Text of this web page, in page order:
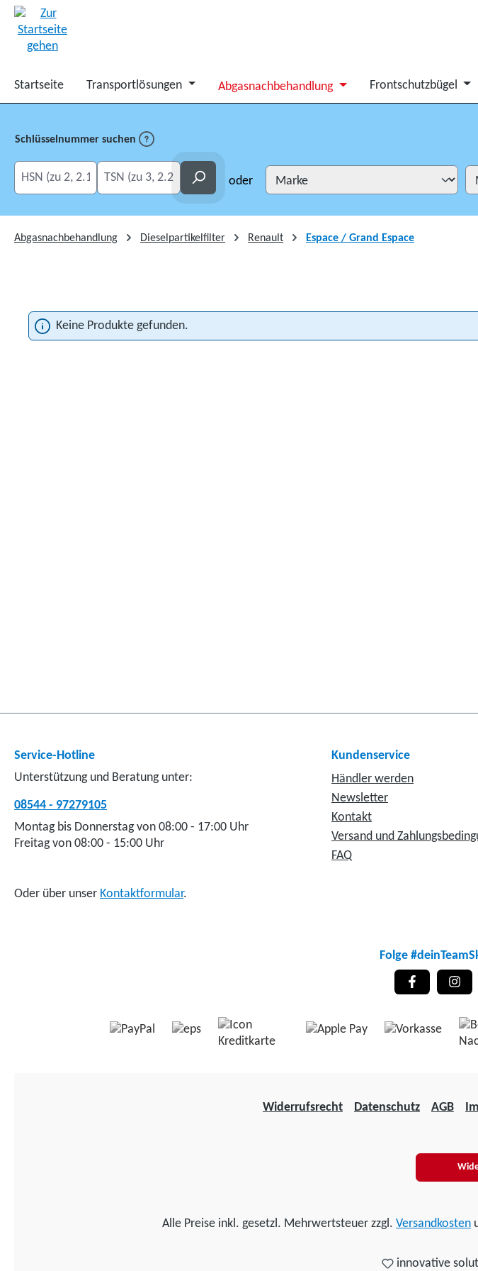
Startseite Transportlösungen Abgasnachbehandlung Frontschutzbügel
Schlüsselnummer suchen
HSN eingeben
TSN eingeben Suchen oder
Abgasnachbehandlung Dieselpartikelfilter Renault Espace / Grand Espace
Keine Produkte gefunden.
Service-Hotline
Unterstützung und Beratung unter:
08544 - 97279105
Montag bis Donnerstag von 08:00 - 17:00 Uhr
Freitag von 08:00 - 15:00 Uhr
Oder über unser Kontaktformular.
Kundenservice
Händler werden
Newsletter
Kontakt
Versand und
FAQ
Folge
Widerrufsrecht Datenschutz AGB
Alle Preise inkl. gesetzl. Mehrwertsteuer zzgl. Versandkosten
innovative